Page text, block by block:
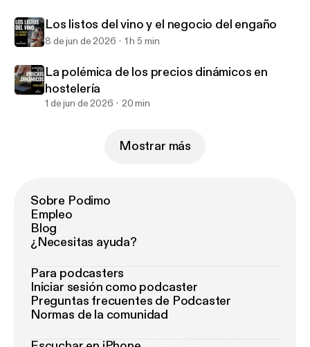
Los listos del vino y el negocio del engaño
8 de jun de 2026 1 h 5 min
La polémica de los precios dinámicos en
hostelería
1 de jun de 2026 20 min
Mostrar más
Sobre Podimo
Empleo
Blog
¿Necesitas ayuda?
Para podcasters
Iniciar sesión como podcaster
Preguntas frecuentes de Podcaster
Normas de la comunidad